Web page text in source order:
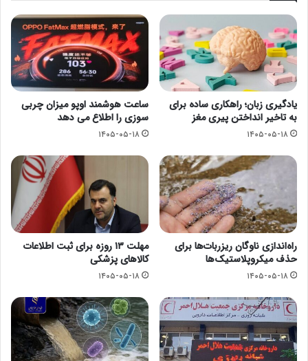
یادگیری زبان؛ راهکاری ساده برای
به تاخیر انداختن پیری مغز
۱۴۰۵-۰۵-۱۸
ساعت هوشمند اوپو میزان چربی
سوزی را اطلاع می دهد
۱۴۰۵-۰۵-۱۸
راه‌اندازی ناوگان ریزربات‌ها برای
حذف میکروپلاستیک‌ها
۱۴۰۵-۰۵-۱۸
مهلت ۱۳ روزه برای ثبت اطلاعات
کالاهای پزشکی
۱۴۰۵-۰۵-۱۸